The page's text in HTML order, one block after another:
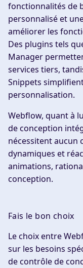
fonctionnalités de
personnalisé et
améliorer les
Des plugins tels
Manager
services tiers,
Snippets
personnalisation.
Webflow, quant à
de conception
nécessitent aucun
dynamiques et
animations,
conception.
Fais le bon choix
Le choix entre
sur les besoins
de contrôle de